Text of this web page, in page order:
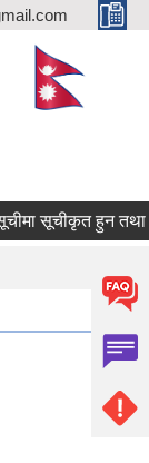
सूचीकृत हुन तथा